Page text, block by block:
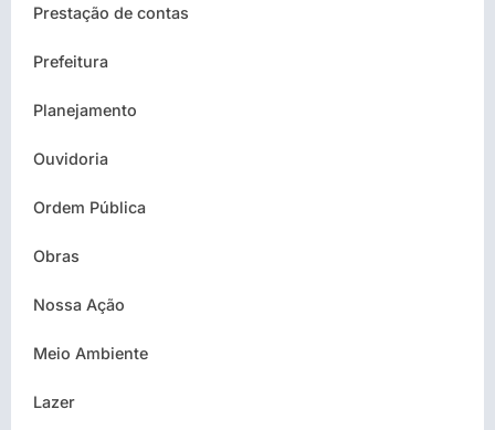
Prestação de contas
Prefeitura
Planejamento
Ouvidoria
Ordem Pública
Obras
Nossa Ação
Meio Ambiente
Lazer